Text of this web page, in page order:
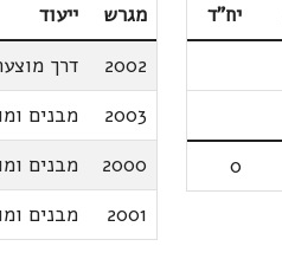
יח"ד
0
מגרש ייעוד
2002
דרך
2003
מבנים
2000
מבנים
2001
מבנים